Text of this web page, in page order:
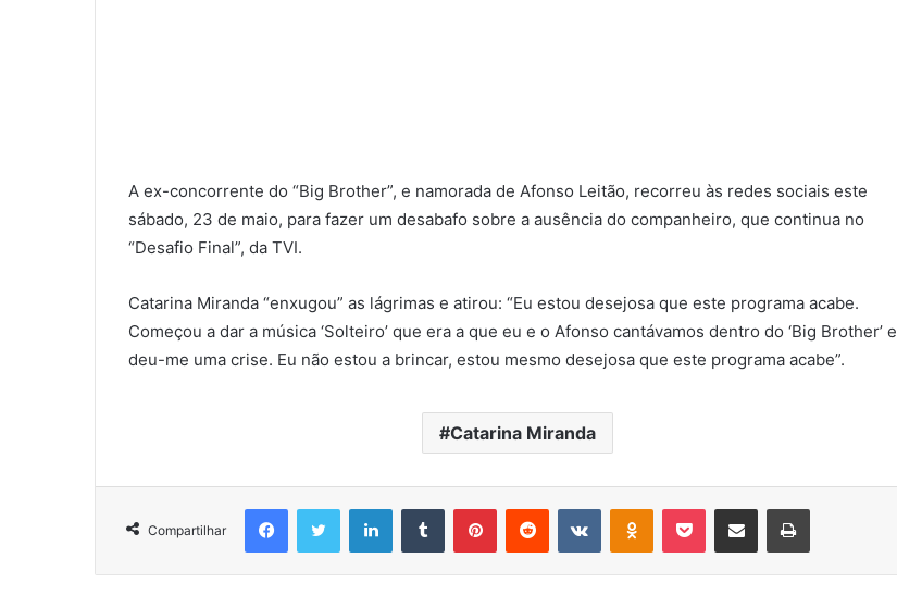
A ex-concorrente do “Big Brother”, e namorada de Afonso Leitão, recorreu às redes sociais este
sábado, 23 de maio, para fazer um desabafo sobre a ausência do companheiro, que continua no
“Desafio Final”, da TVI.
Catarina Miranda “enxugou” as lágrimas e atirou: “Eu estou desejosa que este programa acabe.
Começou a dar a música ‘Solteiro’ que era a que eu e o Afonso cantávamos dentro do ‘Big Brother’ e
deu-me uma crise. Eu não estou a brincar, estou mesmo desejosa que este programa acabe”.
Catarina Miranda
Compartilhar
FacebookTwitter LinkedinTumblr PinterestReddit VK OK Pocket Compartilhar via e-mail Imprimir